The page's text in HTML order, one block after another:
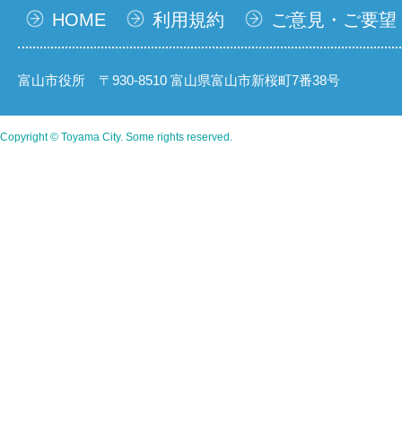
HOME 利用規約 ご意見・ご要望
富山市役所 〒930-8510 富山県富山市新桜町7番38号
Copyright © Toyama City. Some rights reserved.